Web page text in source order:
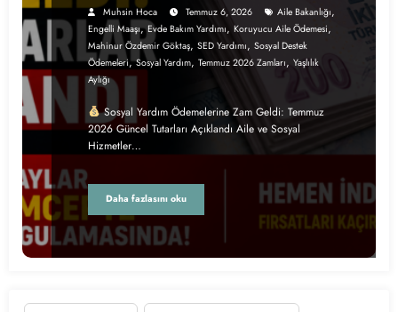
Muhsin Hoca Temmuz 6, 2026 Aile Bakanlığı,
Engelli Maaşı,Evde Bakım Yardımı, Koruyucu Aile Ödemesi,
Mahinur Özdemir Göktaş, SED Yardımı, Sosyal Destek
Ödemeleri,Sosyal Yardım, Temmuz 2026 Zamları, Yaşlılık
Aylığı
Sosyal Yardım Ödemelerine Zam Geldi: Temmuz
2026 Güncel Tutarları Açıklandı Aile ve Sosyal
Hizmetler…
Daha fazlasını oku